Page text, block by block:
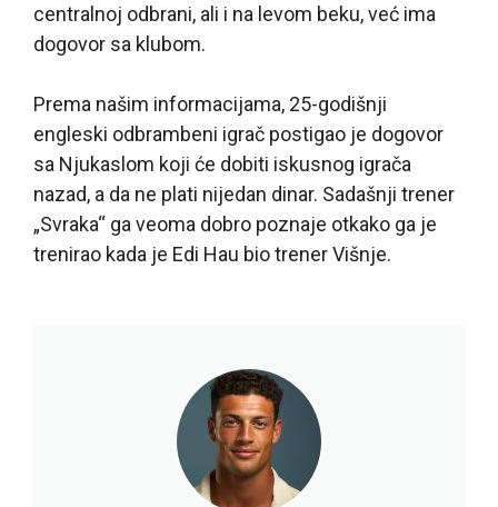
centralnoj odbrani, ali i na levom beku, već ima
dogovor sa klubom.
Prema našim informacijama, 25-godišnji
engleski odbrambeni igrač postigao je dogovor
sa Njukaslom koji će dobiti iskusnog igrača
nazad, a da ne plati nijedan dinar. Sadašnji trener
„Svraka“ ga veoma dobro poznaje otkako ga je
trenirao kada je Edi Hau bio trener Višnje.